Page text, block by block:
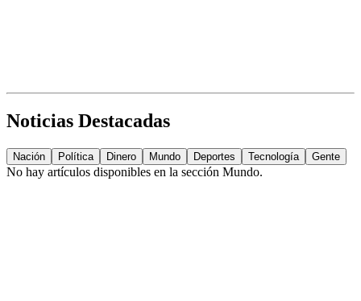
Noticias Destacadas
Nación Política Dinero Mundo Deportes Tecnología Gente
No hay artículos disponibles en la sección Mundo.